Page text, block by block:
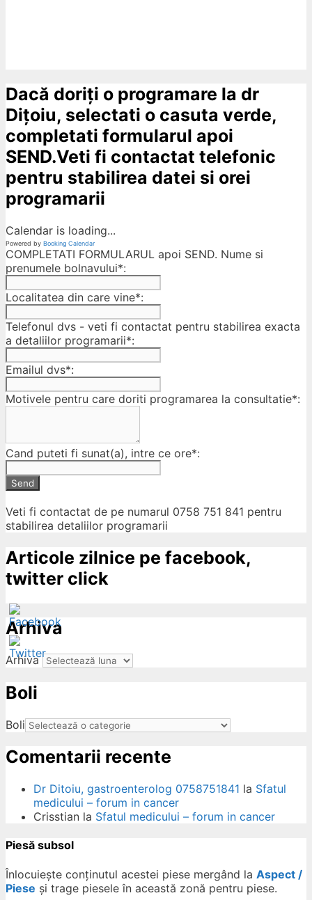
Dacă doriți o programare la dr
Dițoiu, selectati o casuta verde,
completati formularul apoi
SEND.Veti fi contactat telefonic
pentru stabilirea datei si orei
programarii
Calendar is loading...
Powered by Booking Calendar
COMPLETATI FORMULARUL apoi SEND. Nume si
prenumele bolnavului*:
Localitatea din care vine*:
Telefonul dvs - veti fi contactat pentru stabilirea exacta
a detaliilor programarii*:
Emailul dvs*:
Motivele pentru care doriti programarea la consultatie*:
Cand puteti fi sunat(a), intre ce ore*:
Send
Veti fi contactat de pe numarul 0758 751 841 pentru
stabilirea detaliilor programarii
Articole zilnice pe facebook,
twitter click
Arhiva
Arhiva
Boli
Boli
Comentarii recente
Dr Ditoiu, gastroenterolog 0758751841 la Sfatul
medicului – forum in cancer
Crisstian la Sfatul medicului – forum in cancer
Piesă subsol
Înlocuiește conținutul acestei piese mergând la Aspect /
Piese și trage piesele în această zonă pentru piese.